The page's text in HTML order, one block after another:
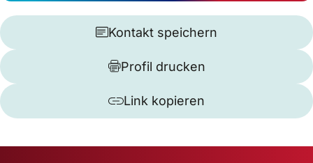
Kontakt speichern
Profil drucken
Link kopieren